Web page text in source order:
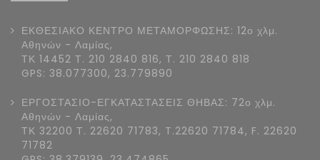
ΕΚΘΕΣΙΑΚΟ ΚΕΝΤΡΟ ΜΕΤΑΜΟΡΦΩΣΗΣ: 12ο χλμ.
Αθηνών - Λαμίας,
ΤΚ 14452 Τ. 210 2840 816, Τ. 210 2840 818
GPS: 38.077300, 23.779890
ΕΡΓΟΣΤΑΣΙΟ-ΕΓΚΑΤΑΣΤΑΣΕΙΣ ΘΗΒΑΣ: 72ο χλμ.
Αθηνών - Λαμίας,
ΤΚ 32200 Τ. 22620 71783, T.22620 71784, F. 22620
71782